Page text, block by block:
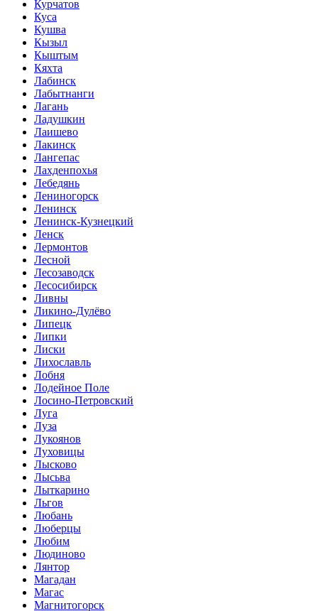
Курчатов
Куса
Кушва
Кызыл
Кыштым
Кяхта
Лабинск
Лабытнанги
Лагань
Ладушкин
Лаишево
Лакинск
Лангепас
Лахденпохья
Лебедянь
Лениногорск
Ленинск
Ленинск-Кузнецкий
Ленск
Лермонтов
Лесной
Лесозаводск
Лесосибирск
Ливны
Ликино-Дулёво
Липецк
Липки
Лиски
Лихославль
Лобня
Лодейное Поле
Лосино-Петровский
Луга
Луза
Лукоянов
Луховицы
Лысково
Лысьва
Лыткарино
Льгов
Любань
Люберцы
Любим
Людиново
Лянтор
Магадан
Магас
Магнитогорск